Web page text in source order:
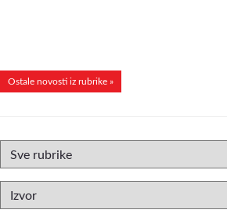
Ostale novosti iz rubrike »